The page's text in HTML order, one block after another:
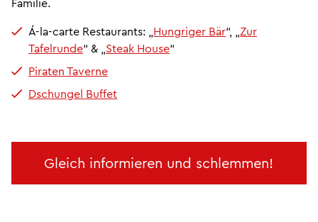
Á-la-carte Restaurants: „ Hungriger Bär“, „ Zur
Tafelrunde“ & „ Steak House“
Piraten Taverne
Dschungel Buffet
Gleich informieren und schlemmen!